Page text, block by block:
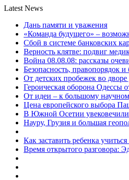
Latest News
Дань памяти и уважения
«Команда будущего» –
Сбой в системе банковских
Верность клятве: подвиг
Война 08.08.08: рассказы
Безопасность, правопорядок и
От детских пробежек во дворе
Героическая оборона Одессы
От идеи – к большому
Цена европейского выбора
В Южной Осетии увековечили
Науру, Грузия и большая
Как заставить ребенка
Время открытого разговора: